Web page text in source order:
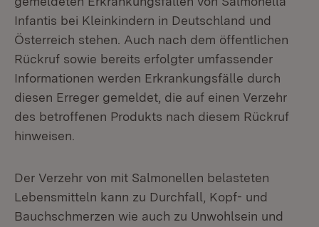
Infantis bei Kleinkindern in Deutschland und
Österreich stehen. Auch nach dem öffentlichen
Rückruf sowie bereits erfolgter umfassender
Informationen werden Erkrankungsfälle durch
diesen Erreger gemeldet, die auf einen Verzehr
des betroffenen Produkts nach diesem Rückruf
hinweisen.
Der Verzehr von mit Salmonellen belasteten
Lebensmitteln kann zu Durchfall, Kopf- und
Bauchschmerzen wie auch zu Unwohlsein und